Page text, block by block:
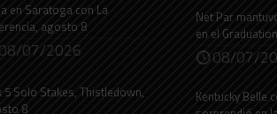
en Saratoga con La
agosto 8
08/07/2026
5 Solo Stakes, Thistledown,
8
Net Par
en el
08/07/
Kentucky Belle